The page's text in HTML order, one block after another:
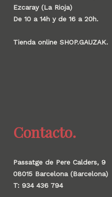
Ezcaray (La Rioja)
De 10 a 14h y de 16 a 20h.
Tienda online SHOP.GAUZAK.
Contacto.
Passatge de Pere Calders, 9
08015 Barcelona (Barcelona)
T: 934 436 794